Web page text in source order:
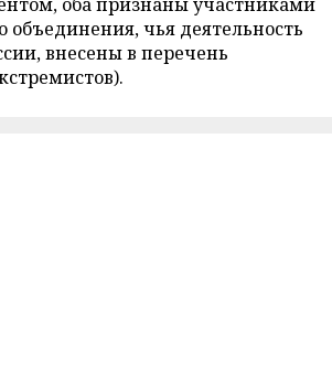
объединения, чья деятельность
внесены в перечень